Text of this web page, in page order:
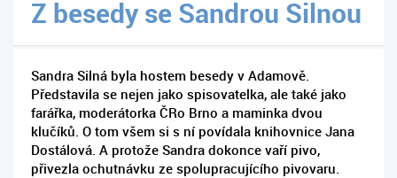
Z besedy se Sandrou Silnou
Sandra Silná byla hostem besedy v Adamově.
Představila se nejen jako spisovatelka, ale také jako
farářka, moderátorka ČRo Brno a maminka dvou
klučíků. O tom všem si s ní povídala knihovnice Jana
Dostálová. A protože Sandra dokonce vaří pivo,
přivezla ochutnávku ze spolupracujícího pivovaru.